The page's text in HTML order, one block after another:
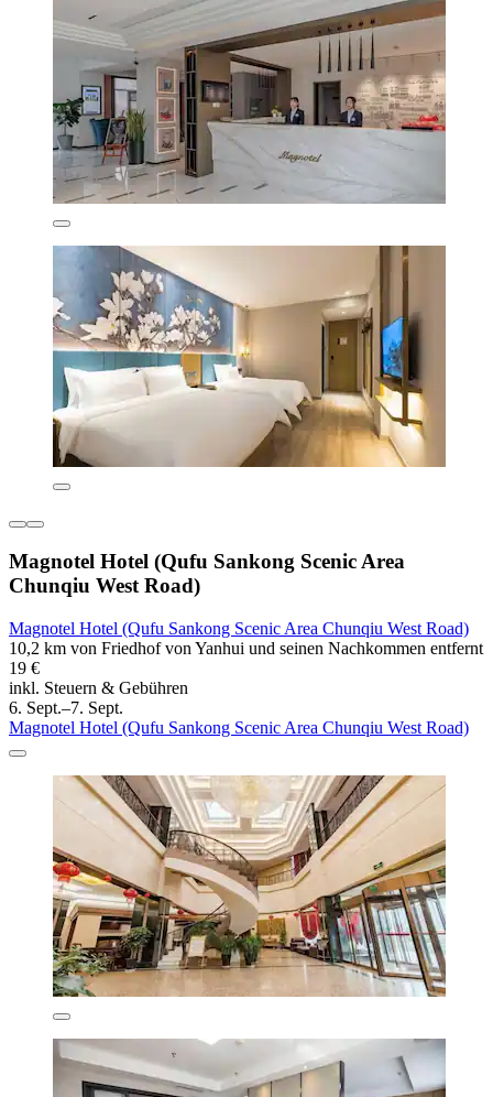
Magnotel Hotel (Qufu Sankong Scenic Area
Chunqiu West Road)
Magnotel Hotel (Qufu Sankong Scenic Area Chunqiu West Road)
10,2 km von Friedhof von Yanhui und seinen Nachkommen entfernt
19 €
inkl. Steuern & Gebühren
6. Sept.–7. Sept.
Magnotel Hotel (Qufu Sankong Scenic Area Chunqiu West Road)